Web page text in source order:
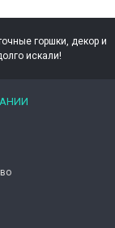
горшки, декор и
искали!